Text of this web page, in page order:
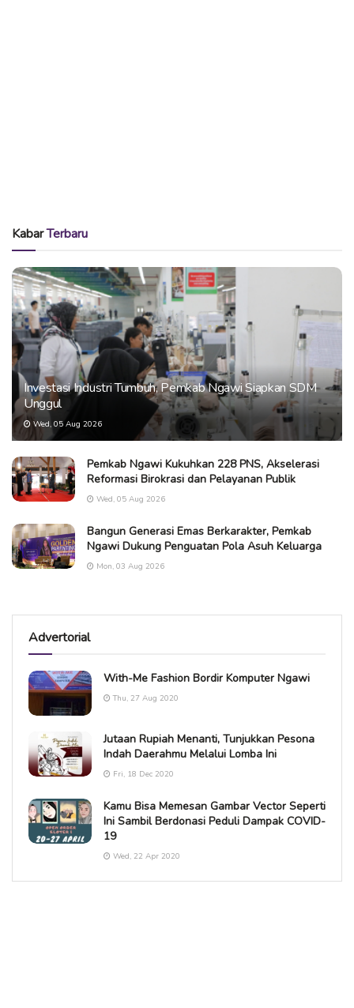
KabarTerbaru
Investasi Industri Tumbuh, Pemkab Ngawi Siapkan SDM
Unggul
Wed, 05 Aug 2026
Pemkab Ngawi Kukuhkan 228 PNS, Akselerasi
Reformasi Birokrasi dan Pelayanan Publik
Wed, 05 Aug 2026
Bangun Generasi Emas Berkarakter, Pemkab
Ngawi Dukung Penguatan Pola Asuh Keluarga
Mon, 03 Aug 2026
Advertorial
With-Me Fashion Bordir Komputer Ngawi
Thu, 27 Aug 2020
Jutaan Rupiah Menanti, Tunjukkan Pesona
Indah Daerahmu Melalui Lomba Ini
Fri, 18 Dec 2020
Kamu Bisa Memesan Gambar Vector Seperti
Ini Sambil Berdonasi Peduli Dampak COVID-
19
Wed, 22 Apr 2020